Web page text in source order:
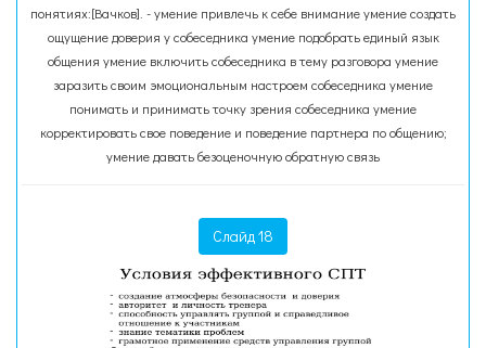
понятиях:[Вачков]. - умение привлечь к себе внимание умение создать
ощущение доверия у собеседника умение подобрать единый язык
общения умение включить собеседника в тему разговора умение
заразить своим эмоциональным настроем собеседника умение
понимать и принимать точку зрения собеседника умение
корректировать свое поведение и поведение партнера по общению;
умение давать безоценочную обратную связь
Слайд 18